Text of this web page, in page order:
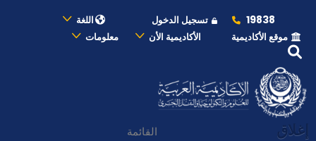
19838 تسجيل الدخول
اللغة
موقع الأكاديمية
الأكاديمية الأن معلومات
إغلاق القائمة